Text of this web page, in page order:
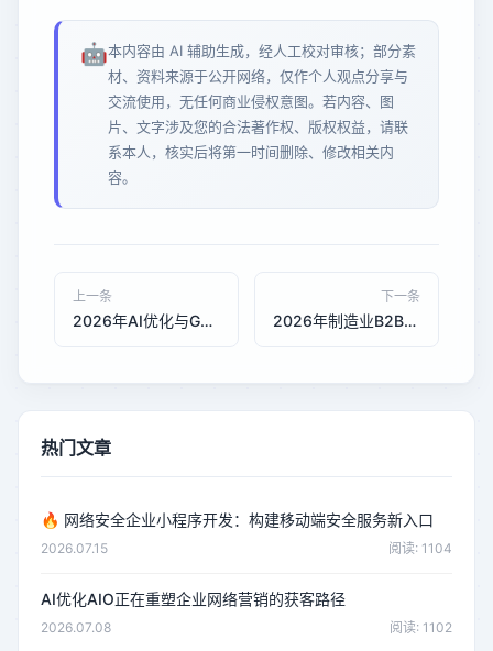
🤖本内容由 AI 辅助生成，经人工校对审核；部分素
材、资料来源于公开网络，仅作个人观点分享与
交流使用，无任何商业侵权意图。若内容、图
片、文字涉及您的合法著作权、版权权益，请联
系本人，核实后将第一时间删除、修改相关内
容。
上一条
2026年AI优化与GEO优化在福建贸易公司品牌曝光中的成本对比：承恒科技的本地化服务策略
下一条
2026年制造业B2B网站询盘转化率提升：AI优化与GEO优化的技术对比分析
热门文章
🔥 网络安全企业小程序开发：构建移动端安全服务新入口
2026.07.15 阅读: 1104
AI优化AIO正在重塑企业网络营销的获客路径
2026.07.08 阅读: 1102